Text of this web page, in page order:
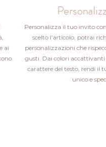
ai
Personalizza il tuo invito
scelto l'articolo, potrai
personalizzazioni che
gusti. Dai colori accattivanti
carattere del testo, rendi il
unico e